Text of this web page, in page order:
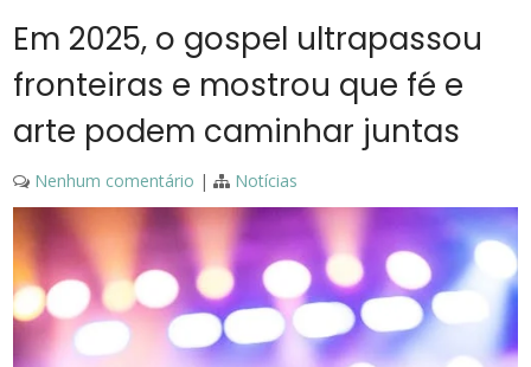
Em 2025, o gospel ultrapassou
fronteiras e mostrou que fé e
arte podem caminhar juntas
Nenhum comentário | Notícias